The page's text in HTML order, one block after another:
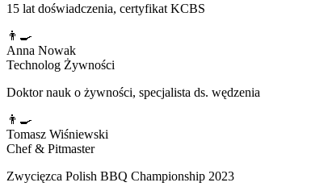
15 lat doświadczenia, certyfikat KCBS
👨‍🍳
Anna Nowak
Technolog Żywności
Doktor nauk o żywności, specjalista ds. wędzenia
👨‍🍳
Tomasz Wiśniewski
Chef & Pitmaster
Zwycięzca Polish BBQ Championship 2023